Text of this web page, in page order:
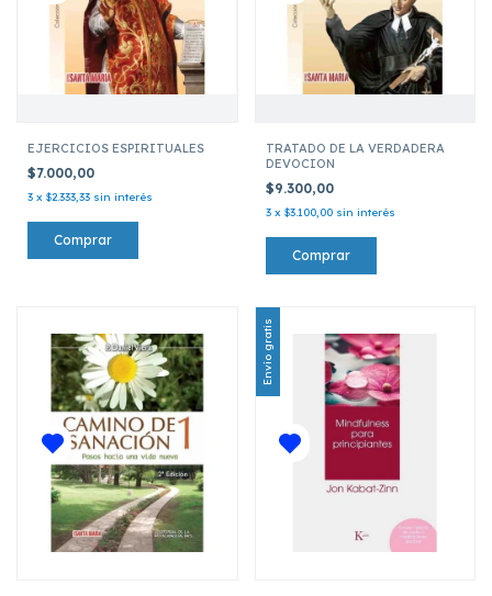
EJERCICIOS ESPIRITUALES
$7.000,00
3 x $2.333,33 sin interés
TRATADO DE LA VERDADERA
DEVOCION
$9.300,00
3 x $3.100,00 sin interés
Envío gratis